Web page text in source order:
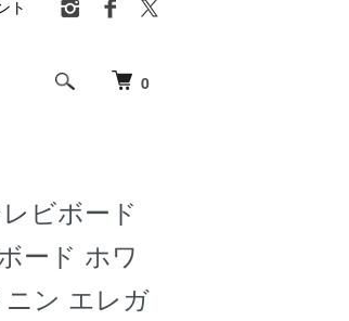
0
ト
ビボード
ード ホワ
ン エレガ